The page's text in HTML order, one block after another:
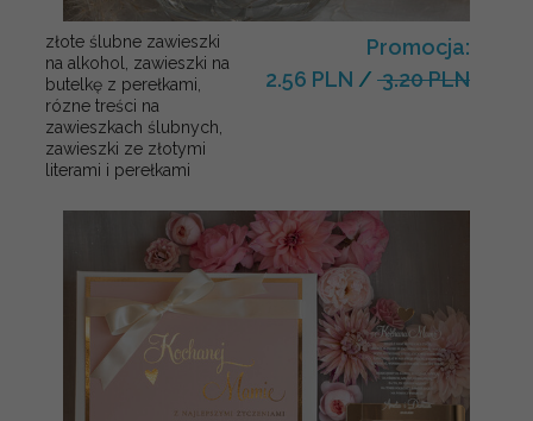
złote ślubne zawieszki
na alkohol, zawieszki na
butelkę z perełkami,
rózne treści na
zawieszkach ślubnych,
zawieszki ze złotymi
literami i perełkami
Promocja:
2.56 PLN / 3.20 PLN